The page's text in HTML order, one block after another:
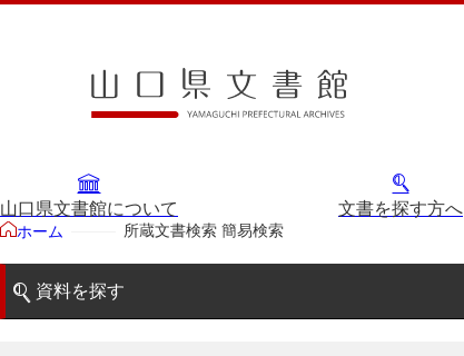
山口県文書館について 文書を探す方へ
ホーム 所蔵文書検索 簡易検索
資料を探す